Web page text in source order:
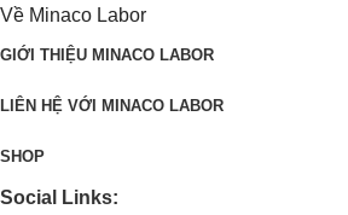
Về Minaco Labor
GIỚI THIỆU MINACO LABOR
LIÊN HỆ VỚI MINACO LABOR
SHOP
Social Links: